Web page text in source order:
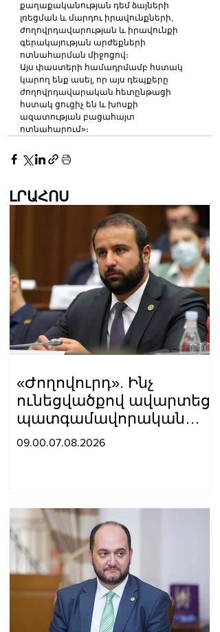
քաղաքականության դեմ ձայների
լռեցման և մարդու իրավունքների,
ժողովրդավարության և իրավունքի
գերակայության արժեքների
ոտնահարման միջոցով։
Այս փաստերի համադրմամբ հստակ
կարող ենք ասել, որ այս դեպքերը
ժողովրդավարական հետընթացի
հստակ ցուցիչ են և խոսքի
ազատության բացահայտ
ոտնահարում»։
ԼՐԱՀՈՍ
«Ժողովուրդ». Ինչ
ունեցվածքով ավարտեց
պատգամավորական
գործունեությունը Հայկ
09.00.07.08.2026